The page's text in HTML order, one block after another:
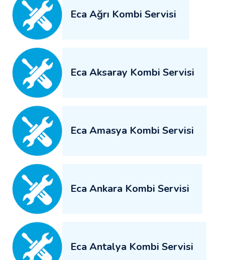
Eca Ağrı Kombi Servisi
Eca Aksaray Kombi Servisi
Eca Amasya Kombi Servisi
Eca Ankara Kombi Servisi
Eca Antalya Kombi Servisi